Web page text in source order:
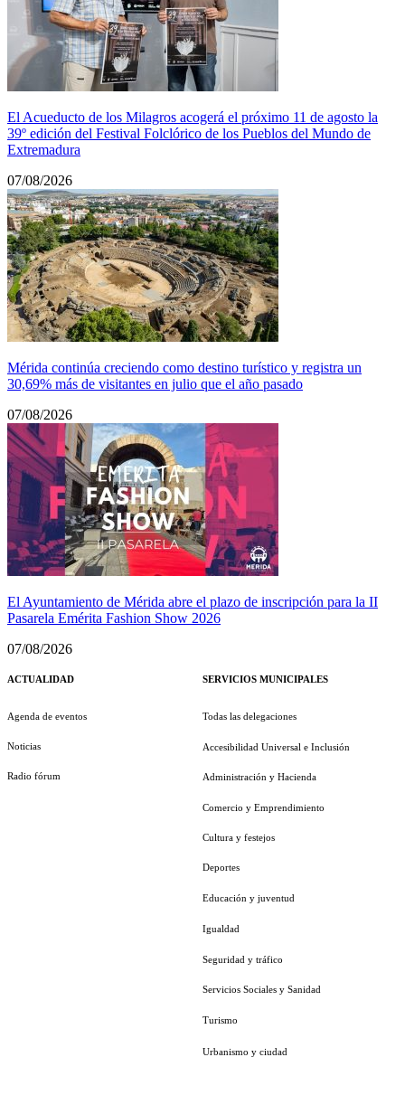
El Acueducto de los Milagros acogerá el próximo 11 de agosto la
39º edición del Festival Folclórico de los Pueblos del Mundo de
Extremadura
07/08/2026
Mérida continúa creciendo como destino turístico y registra un
30,69% más de visitantes en julio que el año pasado
07/08/2026
El Ayuntamiento de Mérida abre el plazo de inscripción para la II
Pasarela Emérita Fashion Show 2026
07/08/2026
ACTUALIDAD
Agenda de eventos
Noticias
Radio fórum
SERVICIOS MUNICIPALES
Todas las delegaciones
Accesibilidad Universal e Inclusión
Administración y Hacienda
Comercio y Emprendimiento
Cultura y festejos
Deportes
Educación y juventud
Igualdad
Seguridad y tráfico
Servicios Sociales y Sanidad
Turismo
Urbanismo y ciudad